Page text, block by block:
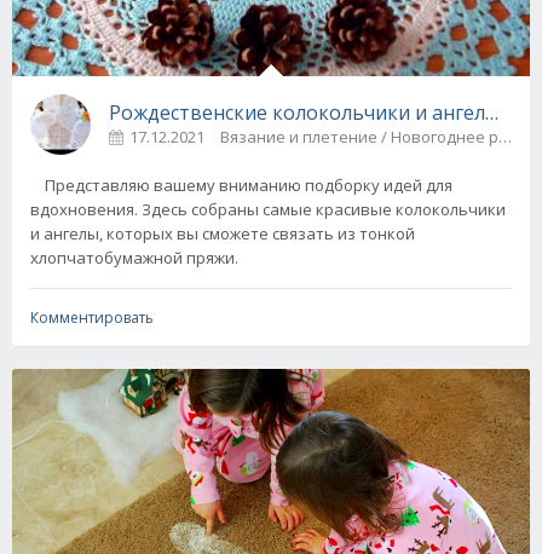
Рождественские колокольчики и ангелы
17.12.2021 Вязание и плетение / Новогоднее
Представляю вашему вниманию подборку идей для
вдохновения. Здесь собраны самые красивые колокольчики
и ангелы, которых вы сможете связать из тонкой
хлопчатобумажной пряжи.
Комментировать